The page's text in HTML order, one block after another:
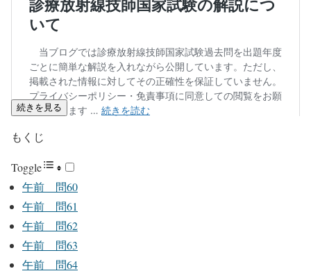
続きを見る
もくじ
Toggle
午前 問60
午前 問61
午前 問62
午前 問63
午前 問64